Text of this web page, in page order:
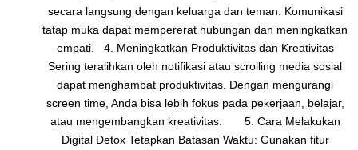
secara langsung dengan keluarga dan teman. Komunikasi
tatap muka dapat mempererat hubungan dan meningkatkan
empati. 4. Meningkatkan Produktivitas dan Kreativitas
Sering teralihkan oleh notifikasi atau scrolling media sosial
dapat menghambat produktivitas. Dengan mengurangi
screen time, Anda bisa lebih fokus pada pekerjaan, belajar,
atau mengembangkan kreativitas. 5. Cara Melakukan
Digital Detox Tetapkan Batasan Waktu: Gunakan fitur